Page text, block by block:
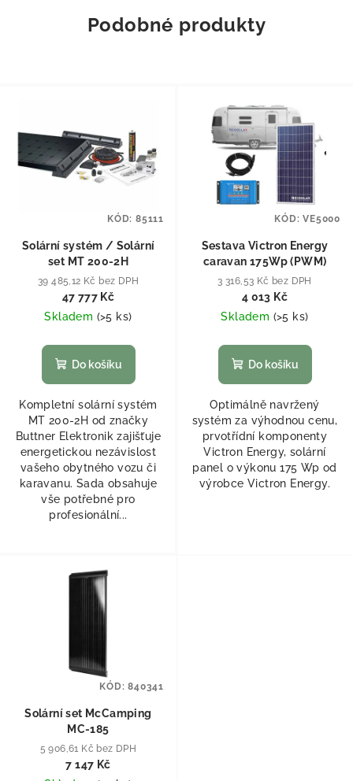
Podobné produkty
Solární systém / Solární
set MT 200-2H
39 485,12 Kč bez DPH
47 777 Kč
Skladem (>5 ks)
Do košíku
Kompletní solární systém
MT 200-2H od značky
Buttner Elektronik zajišťuje
energetickou nezávislost
vašeho obytného vozu či
karavanu. Sada obsahuje
vše potřebné pro
profesionální...
KÓD: 85111
Sestava Victron Energy
caravan 175Wp (PWM)
3 316,53 Kč bez DPH
4 013 Kč
Skladem (>5 ks)
Do košíku
Optimálně navržený
systém za výhodnou cenu,
prvotřídní komponenty
Victron Energy, solární
panel o výkonu 175 Wp od
výrobce Victron Energy.
KÓD:VE5000
Solární set McCamping
MC-185
5 906,61 Kč bez DPH
7 147 Kč
KÓD:840341